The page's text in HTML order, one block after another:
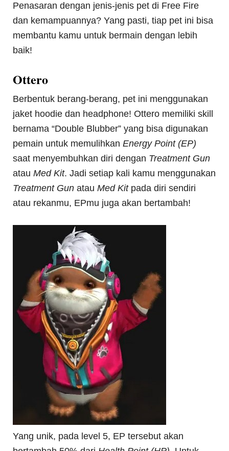
Penasaran dengan jenis-jenis pet di Free Fire
dan kemampuannya? Yang pasti, tiap pet ini bisa
membantu kamu untuk bermain dengan lebih
baik!
Ottero
Berbentuk berang-berang, pet ini menggunakan
jaket hoodie dan headphone! Ottero memiliki skill
bernama “Double Blubber” yang bisa digunakan
pemain untuk memulihkanEnergy Point (EP)
saat menyembuhkan diri dengan Treatment Gun
atauMed Kit. Jadi setiap kali kamu menggunakan
Treatment Gun atauMed Kitpada diri sendiri
atau rekanmu, EPmu juga akan bertambah!
Yang unik, pada level 5, EP tersebut akan